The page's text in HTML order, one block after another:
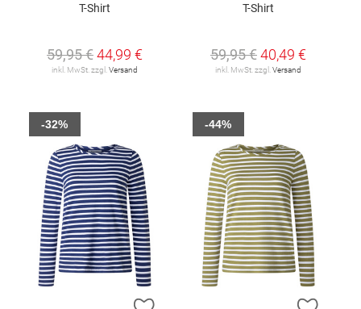
T-Shirt
59,95 €44,99 €
inkl. MwSt. zzgl. Versand
T-Shirt
59,95 €40,49 €
inkl. MwSt. zzgl. Versand
ZUR WUNSCHLISTE HINZUFÜGEN
-32%
ZUR
-44%